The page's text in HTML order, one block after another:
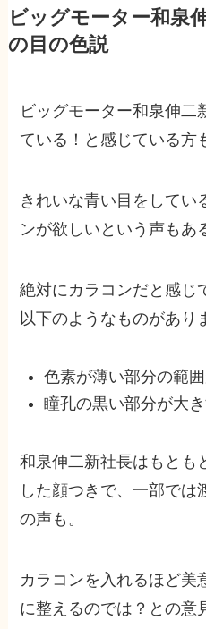
ビッグモーター和泉
の目の色説
ビッグモーター和泉伸二
ている！と感じている方
きれいな青い目をしてい
ンが欲しいという声もあ
絶対にカラコンだと感じ
以下のようなものがあり
色素が薄い部分の範
瞳孔の黒い部分が大
和泉伸二新社長はもとも
した顔つきで、一部では
の声も。
カラコンを入れるほど美
に整えるのでは？との意